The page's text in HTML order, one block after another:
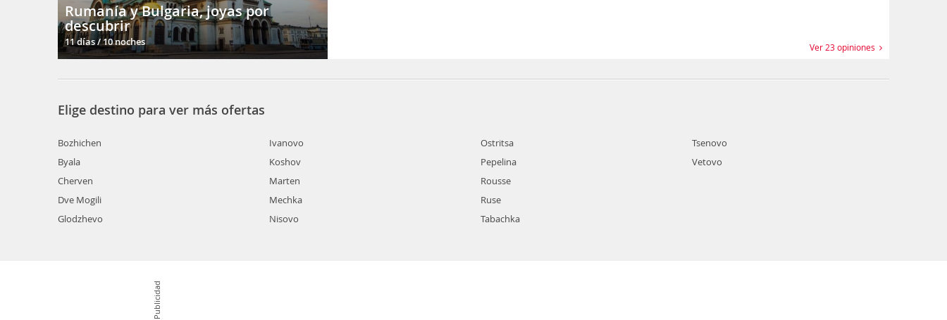
Rumanía y Bulgaria, joyas por
descubrir
11 días / 10 noches Ver 23 opiniones
Elige destino para ver más ofertas
Bozhichen
Byala
Cherven
Dve Mogili
Glodzhevo
Ivanovo
Koshov
Marten
Mechka
Nisovo
Ostritsa
Pepelina
Rousse
Ruse
Tabachka
Tsenovo
Vetovo
Publicidad